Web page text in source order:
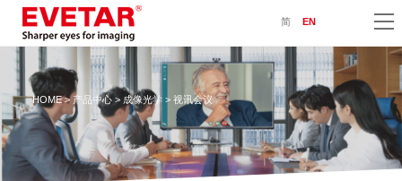
简 EN
HOME> 产品中心> 成像光学> 视讯会议